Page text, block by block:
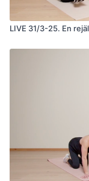
LIVE 31/3-25. En